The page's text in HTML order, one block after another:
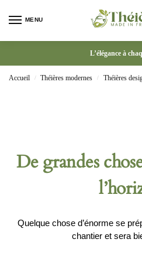
MENU
L’élégance à
Accueil / Théières modernes / Théières
De grandes
Quelque chose d’énorme se
chantier et sera